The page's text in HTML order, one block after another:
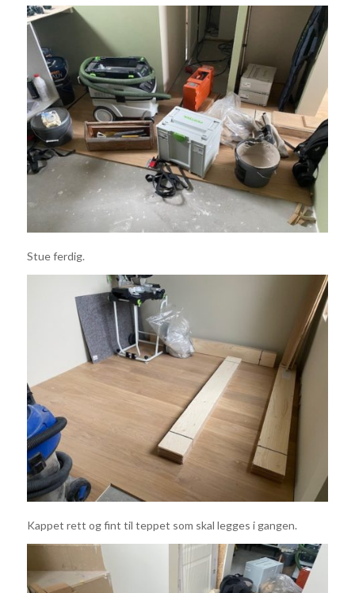
Stue ferdig.
Kappet rett og fint til teppet som skal legges i gangen.